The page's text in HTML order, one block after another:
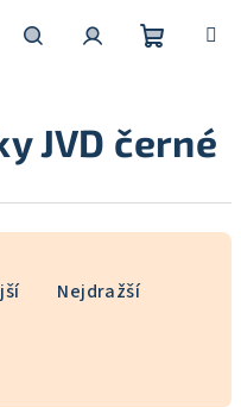
košík
JVD černé
Nejdražší